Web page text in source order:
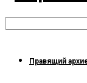
Правящий